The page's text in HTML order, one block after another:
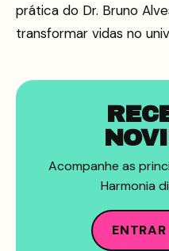
prática do Dr. Bruno
transformar vidas no
Acompanhe as
Harmonia